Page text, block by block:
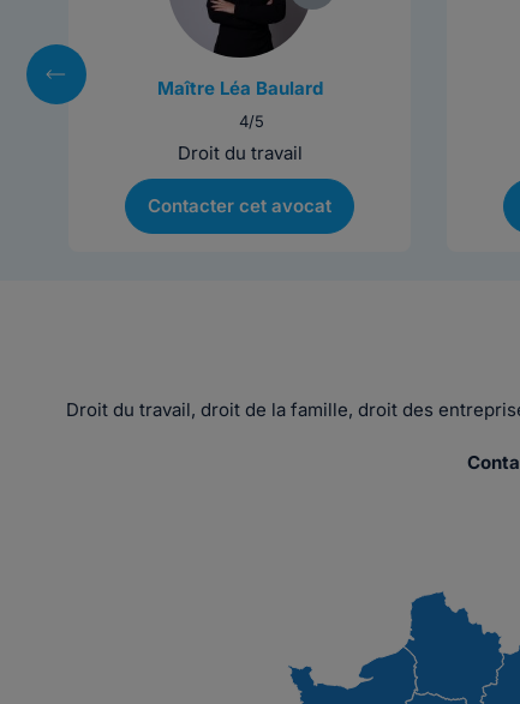
Maître Léa Baulard
4/5
Droit du travail
Contacter cet avocat
Droit du travail, droit de la famille, droit des